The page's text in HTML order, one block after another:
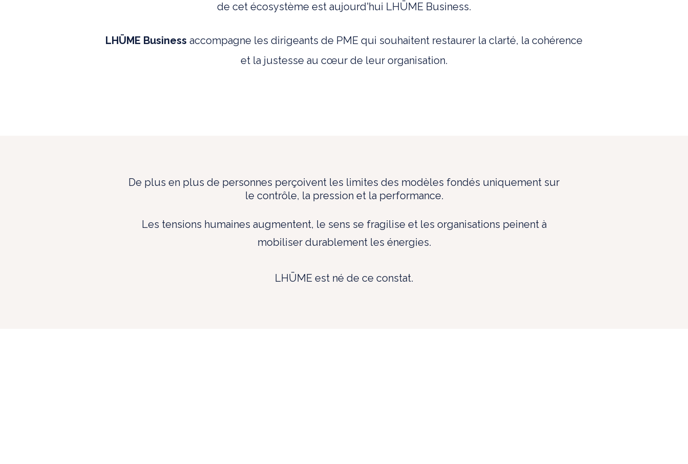
de cet écosystème est aujourd'hui LHŪME Business.
LHŪME Business accompagne les dirigeants de PME qui souhaitent restaurer la clarté, la cohérence
et la justesse au cœur de leur organisation.
De plus en plus de personnes perçoivent les limites des modèles fondés uniquement sur
le contrôle, la pression et la performance.
Les tensions humaines augmentent, le sens se fragilise et les organisations peinent à
mobiliser durablement les énergies.
LHŪME est né de ce constat.